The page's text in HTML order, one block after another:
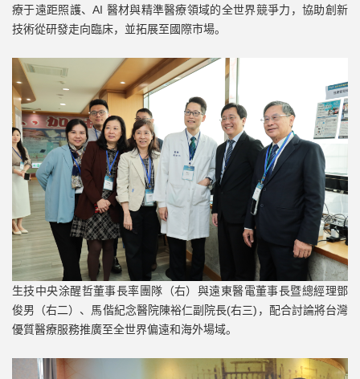
療于遠距照護、AI 醫材與精準醫療領域的全世界競爭力，協助創新
技術從研發走向臨床，並拓展至國際市場。
生技中央涂醒哲董事長率團隊（右）與遠東醫電董事長暨總經理鄧
俊男（右二）、馬偕紀念醫院陳裕仁副院長(右三)，配合討論將台灣
優質醫療服務推廣至全世界偏遠和海外場域。